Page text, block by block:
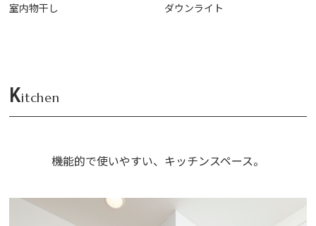
室内物干し ダウンライト
Kitchen
機能的で使いやすい、キッチンスペース。